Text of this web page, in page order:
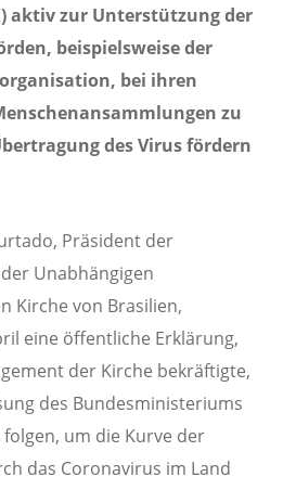
aktiv zur Unterstützung der
beispielsweise der
bei ihren
zu
des Virus fördern
Präsident der
Unabhängigen
Kirche von Brasilien,
eine öffentliche Erklärung,
der Kirche bekräftigte,
des Bundesministeriums
um die Kurve der
das Coronavirus im Land